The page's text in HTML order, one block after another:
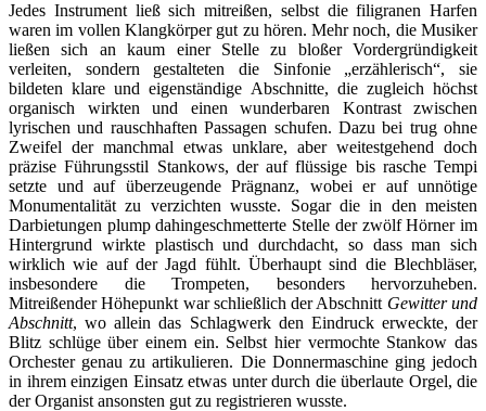
Jedes Instrument ließ sich mitreißen, selbst die filigranen Harfen
waren im vollen Klangkörper gut zu hören. Mehr noch, die Musiker
ließen sich an kaum einer Stelle zu bloßer Vordergründigkeit
verleiten, sondern gestalteten die Sinfonie „erzählerisch“, sie
bildeten klare und eigenständige Abschnitte, die zugleich höchst
organisch wirkten und einen wunderbaren Kontrast zwischen
lyrischen und rauschhaften Passagen schufen. Dazu bei trug ohne
Zweifel der manchmal etwas unklare, aber weitestgehend doch
präzise Führungsstil Stankows, der auf flüssige bis rasche Tempi
setzte und auf überzeugende Prägnanz, wobei er auf unnötige
Monumentalität zu verzichten wusste. Sogar die in den meisten
Darbietungen plump dahingeschmetterte Stelle der zwölf Hörner im
Hintergrund wirkte plastisch und durchdacht, so dass man sich
wirklich wie auf der Jagd fühlt. Überhaupt sind die Blechbläser,
insbesondere die Trompeten, besonders hervorzuheben.
Mitreißender Höhepunkt war schließlich der Abschnitt Gewitter und
Abschnitt, wo allein das Schlagwerk den Eindruck erweckte, der
Blitz schlüge über einem ein. Selbst hier vermochte Stankow das
Orchester genau zu artikulieren. Die Donnermaschine ging jedoch
in ihrem einzigen Einsatz etwas unter durch die überlaute Orgel, die
der Organist ansonsten gut zu registrieren wusste.